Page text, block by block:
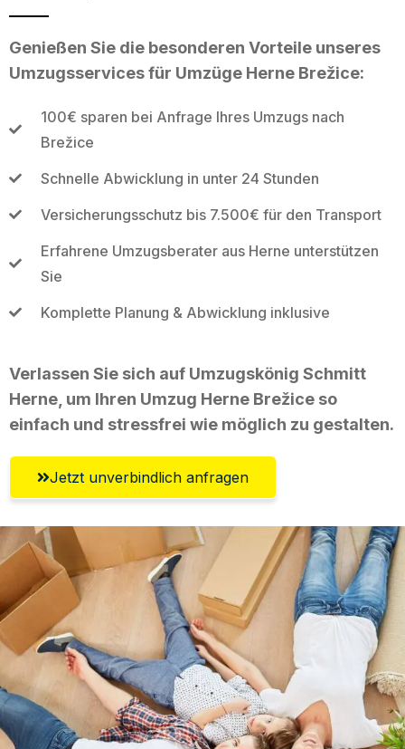
Genießen Sie die besonderen Vorteile unseres
Umzugsservices für Umzüge Herne Brežice:
100€ sparen bei Anfrage Ihres Umzugs nach
Brežice
Schnelle Abwicklung in unter 24 Stunden
Versicherungsschutz bis 7.500€ für den Transport
Erfahrene Umzugsberater aus Herne unterstützen
Sie
Komplette Planung & Abwicklung inklusive
Verlassen Sie sich auf Umzugskönig Schmitt
Herne, um Ihren Umzug Herne Brežice so
einfach und stressfrei wie möglich zu gestalten.
Jetzt unverbindlich anfragen